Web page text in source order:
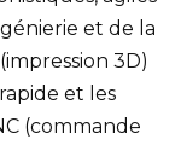
et de la
3D)
et les
(commande